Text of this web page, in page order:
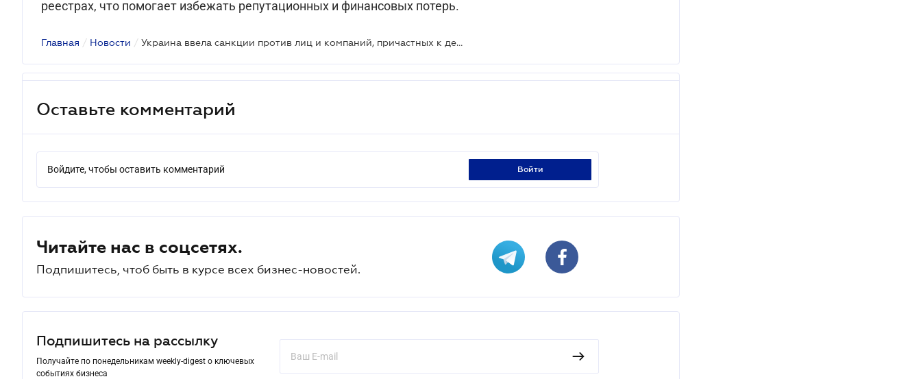
реестрах, что помогает избежать репутационных и финансовых потерь.
Главная / Новости / Украина ввела санкции против лиц и компаний, причастных к деятельности "теневого" танкерного флота и кибератак
Оставьте комментарий
Войдите, чтобы оставить комментарий войти
Читайте нас в соцсетях.
Подпишитесь, чтоб быть в курсе всех бизнес-новостей.
Подпишитесь на рассылку
Получайте по понедельникам weekly-digest о ключевых
событиях бизнеса